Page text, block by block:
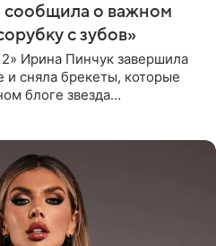
сообщила о важном
с зубов»
Ирина Пинчук завершила
и сняла брекеты, которые
блоге звезда